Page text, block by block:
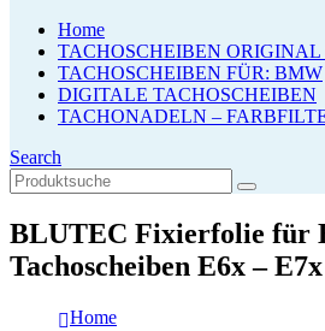
Home
TACHOSCHEIBEN ORIGINAL
TACHOSCHEIBEN FÜR: BMW
DIGITALE TACHOSCHEIBEN
TACHONADELN –
Search
BLUTEC Fixierfolie für
Tachoscheiben E6x –
Home